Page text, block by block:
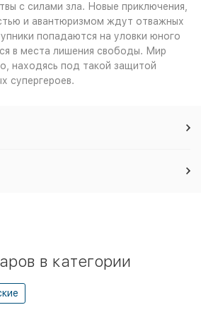
с силами зла. Новые приключения,
и авантюризмом ждут отважных
попадаются на уловки юного
в места лишения свободы. Мир
находясь под такой защитой
супергероев.
в категории